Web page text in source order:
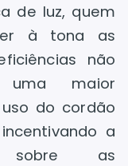
de luz, quem
à tona as
não
uma maior
do cordão
a
sobre as